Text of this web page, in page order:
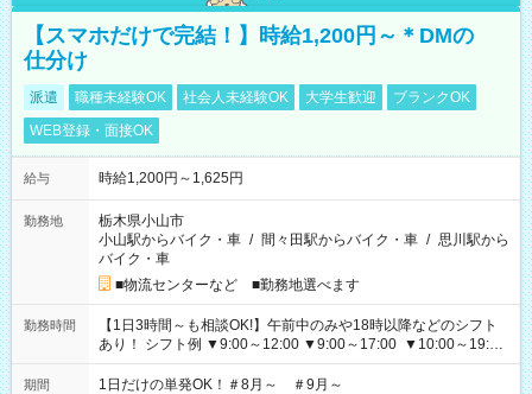
【スマホだけで完結！】時給1,200円～＊DMの
仕分け
派遣 職種未経験OK 社会人未経験OK 大学生歓迎
ブランクOK
WEB登録・面接OK
給与 時給1,200円～1,625円
勤務地
栃木県小山市
小山駅からバイク・車 / 間々田駅からバイク・車 / 思川駅から
バイク・車
■物流センターなど ■勤務地選べます
勤務時間
【1日3時間～も相談OK!】午前中のみや18時以降などのシフト
あり！ シフト例 ▼9:00～12:00 ▼9:00～17:00 ▼10:00～19:00
▼18:00～21:00
期間 1日だけの単発OK！＃8月～ ＃9月～